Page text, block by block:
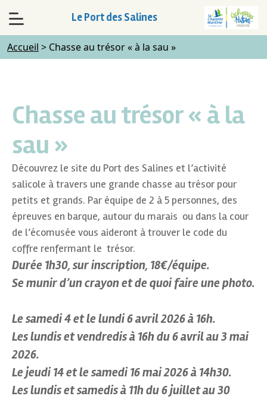
Le Port des Salines
Accueil > Chasse au trésor « à la sau »
Chasse au trésor « à la
sau »
Découvrez le site du Port des Salines et l’activité
salicole à travers une grande chasse au trésor pour
petits et grands. Par équipe de 2 à 5 personnes, des
épreuves en barque, autour du marais ou dans la cour
de l’écomusée vous aideront à trouver le code du
coffre renfermant le trésor.
Durée 1h30, sur inscription, 18€/équipe.
Se munir d’un crayon et de quoi faire une photo.
Le samedi 4 et le lundi 6 avril 2026 à 16h.
Les lundis et vendredis à 16h du 6 avril au 3 mai
2026.
Le jeudi 14 et le samedi 16 mai 2026 à 14h30.
Les lundis et samedis à 11h du 6 juillet au 30